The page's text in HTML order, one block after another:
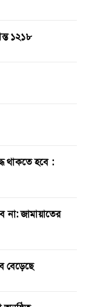
১২১৮
থাকতে হবে :
না: জামায়াতের
বেড়েছে